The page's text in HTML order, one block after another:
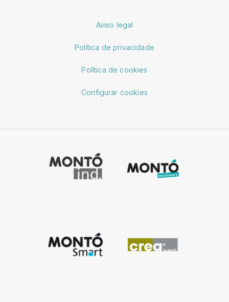
Aviso legal
Política de privacidade
Política de cookies
Configurar cookies